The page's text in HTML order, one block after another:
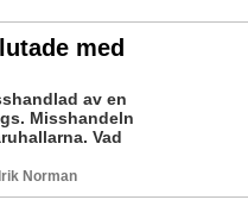
med
av en
Misshandeln
Vad
Norman